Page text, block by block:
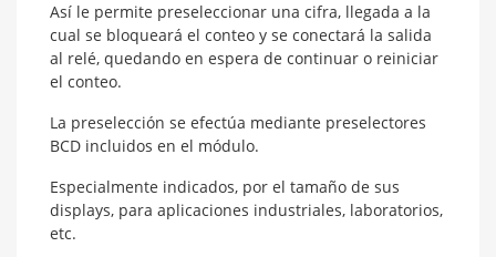
Así le permite preseleccionar una cifra, llegada a la
cual se bloqueará el conteo y se conectará la salida
al relé, quedando en espera de continuar o reiniciar
el conteo.
La preselección se efectúa mediante preselectores
BCD incluidos en el módulo.
Especialmente indicados, por el tamaño de sus
displays, para aplicaciones industriales, laboratorios,
etc.